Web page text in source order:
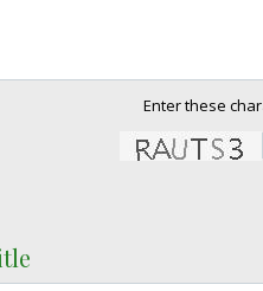
Enter these